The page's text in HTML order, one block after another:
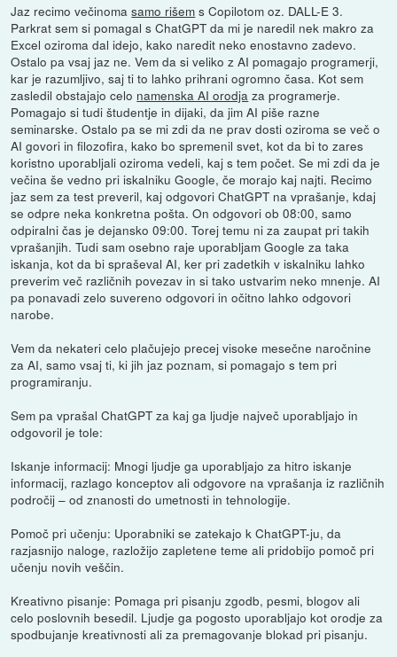
Jaz recimo večinomasamo rišem s Copilotom oz. DALL-E 3.
Parkrat sem si pomagal s ChatGPT da mi je naredil nek makro za
Excel oziroma dal idejo, kako naredit neko enostavno zadevo.
Ostalo pa vsaj jaz ne. Vem da si veliko z AI pomagajo programerji,
kar je razumljivo, saj ti to lahko prihrani ogromno časa. Kot sem
zasledil obstajajo celo namenska AI orodja za programerje.
Pomagajo si tudi študentje in dijaki, da jim AI piše razne
seminarske. Ostalo pa se mi zdi da ne prav dosti oziroma se več o
AI govori in filozofira, kako bo spremenil svet, kot da bi to zares
koristno uporabljali oziroma vedeli, kaj s tem počet. Se mi zdi da je
večina še vedno pri iskalniku Google, če morajo kaj najti. Recimo
jaz sem za test preveril, kaj odgovori ChatGPT na vprašanje, kdaj
se odpre neka konkretna pošta. On odgovori ob 08:00, samo
odpiralni čas je dejansko 09:00. Torej temu ni za zaupat pri takih
vprašanjih. Tudi sam osebno raje uporabljam Google za taka
iskanja, kot da bi spraševal AI, ker pri zadetkih v iskalniku lahko
preverim več različnih povezav in si tako ustvarim neko mnenje. AI
pa ponavadi zelo suvereno odgovori in očitno lahko odgovori
narobe.
Vem da nekateri celo plačujejo precej visoke mesečne naročnine
za AI, samo vsaj ti, ki jih jaz poznam, si pomagajo s tem pri
programiranju.
Sem pa vprašal ChatGPT za kaj ga ljudje največ uporabljajo in
odgovoril je tole:
Iskanje informacij: Mnogi ljudje ga uporabljajo za hitro iskanje
informacij, razlago konceptov ali odgovore na vprašanja iz različnih
področij – od znanosti do umetnosti in tehnologije.
Pomoč pri učenju: Uporabniki se zatekajo k ChatGPT-ju, da
razjasnijo naloge, razložijo zapletene teme ali pridobijo pomoč pri
učenju novih veščin.
Kreativno pisanje: Pomaga pri pisanju zgodb, pesmi, blogov ali
celo poslovnih besedil. Ljudje ga pogosto uporabljajo kot orodje za
spodbujanje kreativnosti ali za premagovanje blokad pri pisanju.